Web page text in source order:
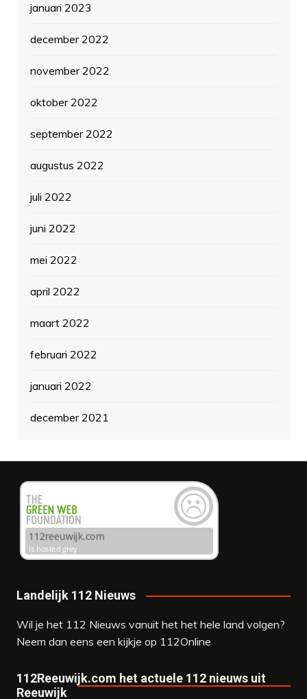
januari 2023
december 2022
november 2022
oktober 2022
september 2022
augustus 2022
juli 2022
juni 2022
mei 2022
april 2022
maart 2022
februari 2022
januari 2022
december 2021
Landelijk 112 Nieuws
Wil je het 112 Nieuws vanuit het het hele land volgen?
Neem dan eens een kijkje op 112Online
112Reeuwijk.com het actuele 112 nieuws uit
Reeuwijk